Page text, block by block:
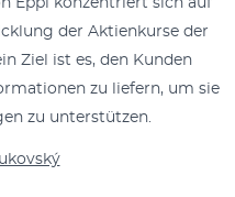
Eppi konzentriert sich auf
der Aktienkurse der
Ziel ist es, den Kunden
zu liefern, um sie
zu unterstützen.